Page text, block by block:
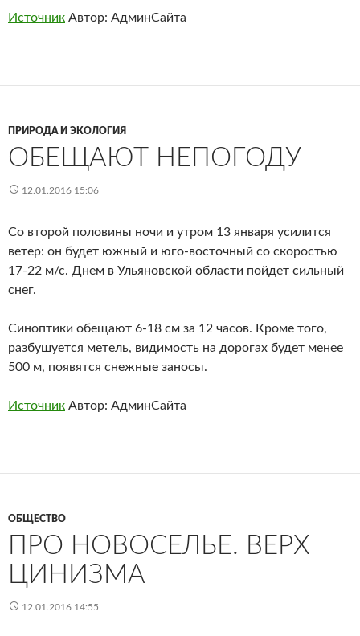
Источник Автор: АдминСайта
ПРИРОДА И ЭКОЛОГИЯ
ОБЕЩАЮТ НЕПОГОДУ
12.01.2016 15:06
Со второй половины ночи и утром 13 января усилится
ветер: он будет южный и юго-восточный со скоростью
17-22 м/с. Днем в Ульяновской области пойдет сильный
снег.
Синоптики обещают 6-18 см за 12 часов. Кроме того,
разбушуется метель, видимость на дорогах будет менее
500 м, появятся снежные заносы.
Источник Автор: АдминСайта
ОБЩЕСТВО
ПРО НОВОСЕЛЬЕ. ВЕРХ
ЦИНИЗМА
12.01.2016 14:55